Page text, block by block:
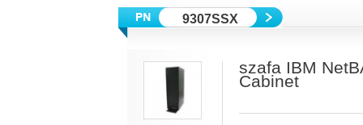
9307SSX
szafa IBM
Cabinet